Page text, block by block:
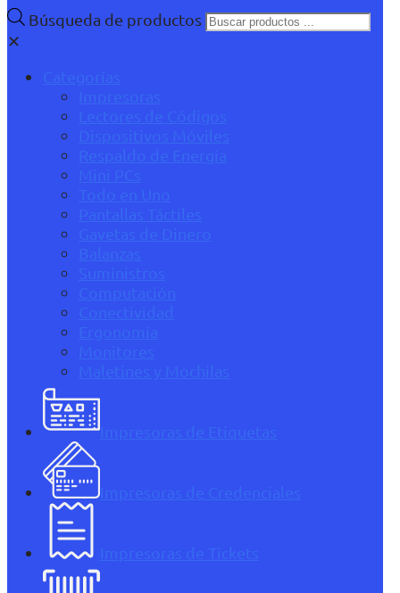
Búsqueda de productos
✕
Categorías
Impresoras
Lectores de Códigos
Dispositivos Móviles
Respaldo de Energía
Mini PCs
Todo en Uno
Pantallas Táctiles
Gavetas de Dinero
Balanzas
Suministros
Computación
Conectividad
Ergonomía
Monitores
Maletines y Mochilas
Impresoras de Etiquetas
Impresoras de Credenciales
Impresoras de Tickets